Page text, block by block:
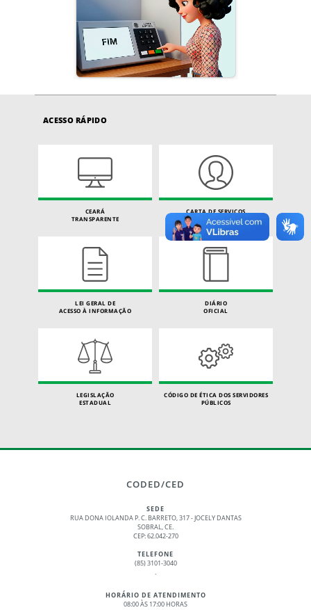
ACESSO RÁPIDO
CEARÁ
TRANSPARENTE
CARTA DE SERVIÇOS
DO CIDADÃO
LEI GERAL DE
ACESSO À INFORMAÇÃO
DIÁRIO
OFICIAL
LEGISLAÇÃO
ESTADUAL
CÓDIGO DE ÉTICA DOS SERVIDORES
PÚBLICOS
CODED/CED
SEDE
RUA DONA IOLANDA P. C. BARRETO, 317 - JOCELY DANTAS
SOBRAL, CE.
CEP: 62.042-270
TELEFONE
(85) 3101-3040
.
HORÁRIO DE ATENDIMENTO
08:00 ÀS 17:00 HORAS